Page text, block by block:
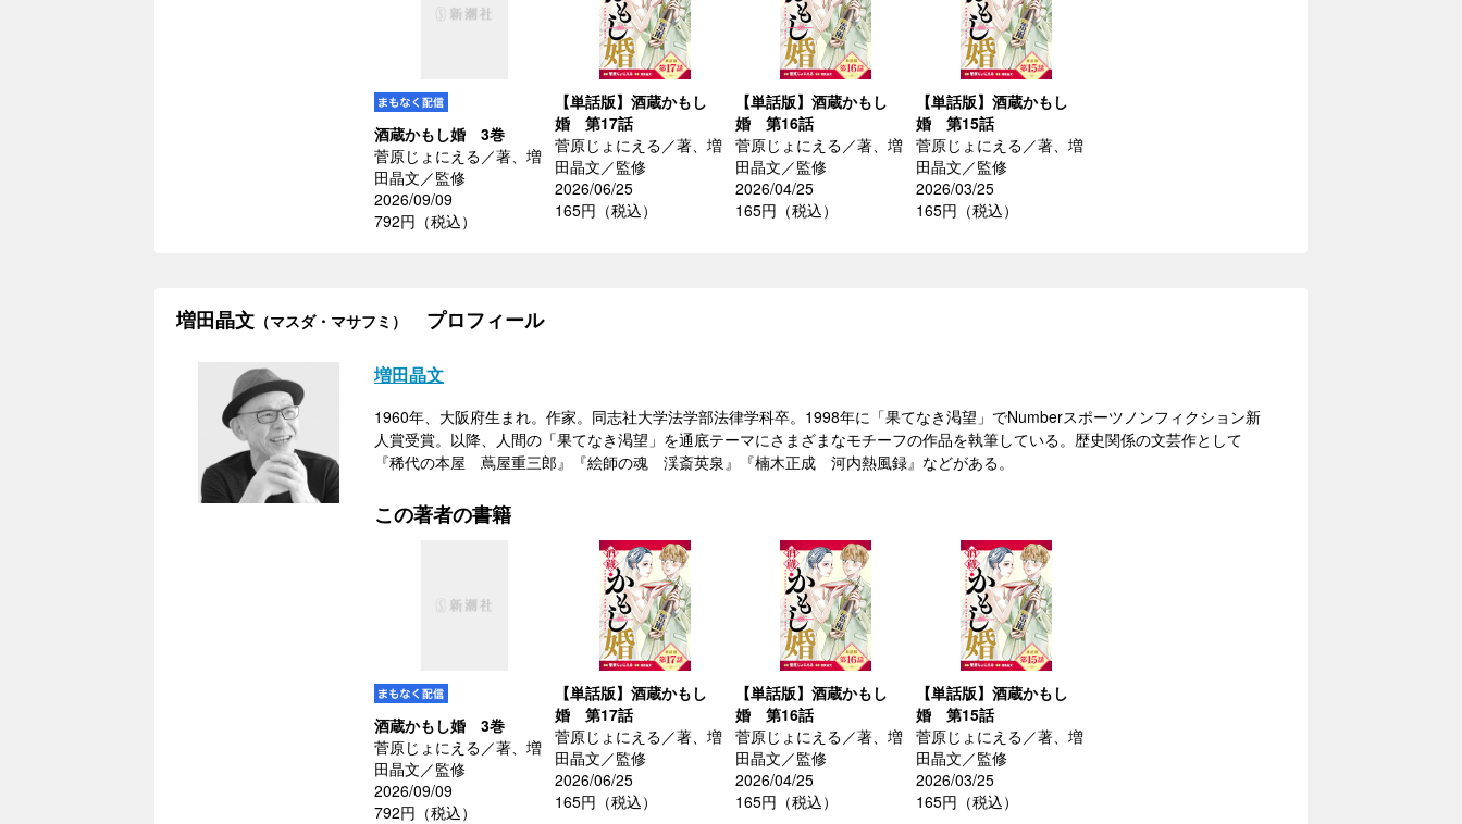
酒蔵かもし婚 3巻
菅原じょにえる／著、増
田晶文／監修
2026/09/09
792円（税込）
【単話版】酒蔵かもし
婚 第17話
菅原じょにえる／著、増
田晶文／監修
2026/06/25
165円（税込）
【単話版】酒蔵かもし
婚 第16話
菅原じょにえる／著、増
田晶文／監修
2026/04/25
165円（税込）
【単話版】酒蔵かもし
婚 第15話
菅原じょにえる／著、増
田晶文／監修
2026/03/25
165円（税込）
増田晶文 （マスダ・マサフミ） プロフィール
増田晶文
1960年、大阪府生まれ。作家。同志社大学法学部法律学科卒。1998年に「果てなき渇望」でNumberスポーツノンフィクション新
人賞受賞。以降、人間の「果てなき渇望」を通底テーマにさまざまなモチーフの作品を執筆している。歴史関係の文芸作として
『稀代の本屋 蔦屋重三郎』『絵師の魂 渓斎英泉』『楠木正成 河内熱風録』などがある。
この著者の書籍
酒蔵かもし婚 3巻
菅原じょにえる／著、増
田晶文／監修
2026/09/09
792円（税込）
【単話版】酒蔵かもし
婚 第17話
菅原じょにえる／著、増
田晶文／監修
2026/06/25
165円（税込）
【単話版】酒蔵かもし
婚 第16話
菅原じょにえる／著、増
田晶文／監修
2026/04/25
165円（税込）
【単話版】酒蔵かもし
婚 第15話
菅原じょにえる／著、増
田晶文／監修
2026/03/25
165円（税込）